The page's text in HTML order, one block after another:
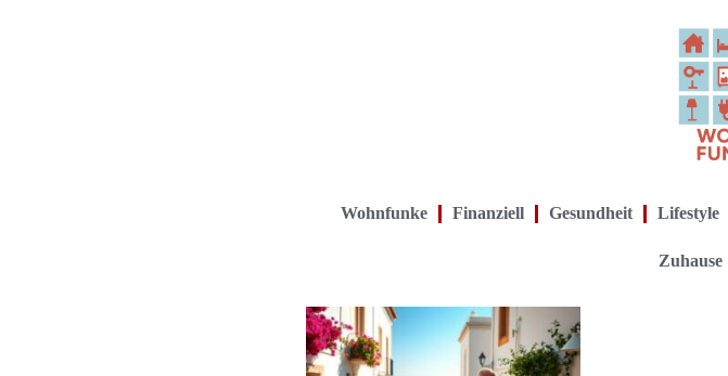
Wohnfunke Finanziell Gesundheit Lifestyle
Zuhause